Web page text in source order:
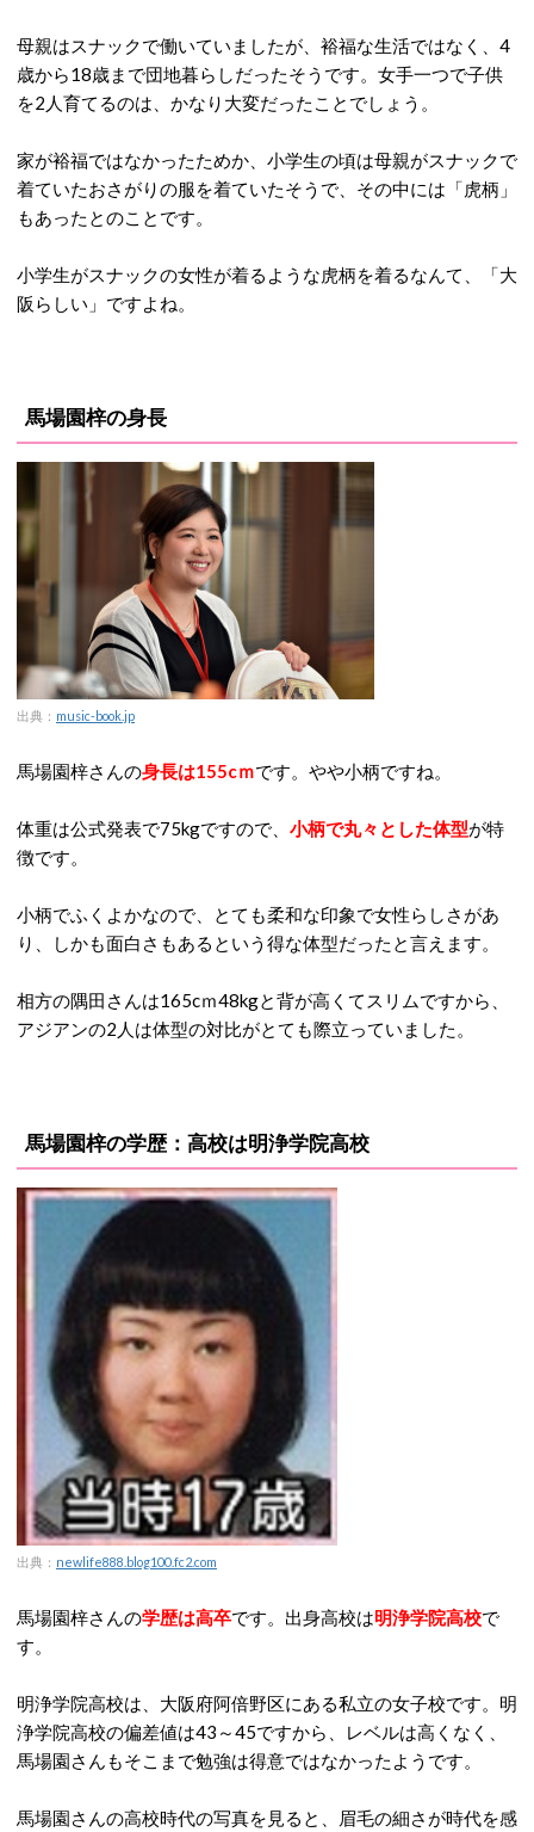
母親はスナックで働いていましたが、裕福な生活ではなく、4
歳から18歳まで団地暮らしだったそうです。女手一つで子供
を2人育てるのは、かなり大変だったことでしょう。
家が裕福ではなかったためか、小学生の頃は母親がスナックで
着ていたおさがりの服を着ていたそうで、その中には「虎柄」
もあったとのことです。
小学生がスナックの女性が着るような虎柄を着るなんて、「大
阪らしい」ですよね。
馬場園梓の身長
出典： music-book.jp
馬場園梓さんの身長は155cｍです。やや小柄ですね。
体重は公式発表で75kgですので、 小柄で丸々とした体型が特
徴です。
小柄でふくよかなので、とても柔和な印象で女性らしさがあ
り、しかも面白さもあるという得な体型だったと言えます。
相方の隅田さんは165cｍ48kgと背が高くてスリムですから、
アジアンの2人は体型の対比がとても際立っていました。
馬場園梓の学歴：高校は明浄学院高校
出典： newlife888.blog100.fc2.com
馬場園梓さんの学歴は高卒です。出身高校は明浄学院高校で
す。
明浄学院高校は、大阪府阿倍野区にある私立の女子校です。明
浄学院高校の偏差値は43～45ですから、レベルは高くなく、
馬場園さんもそこまで勉強は得意ではなかったようです。
馬場園さんの高校時代の写真を見ると、眉毛の細さが時代を感